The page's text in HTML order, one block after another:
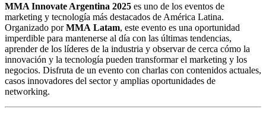
MMA Innovate Argentina 2025 es uno de los eventos de
marketing y tecnología más destacados de América Latina.
Organizado porMMA Latam, este evento es una oportunidad
imperdible para mantenerse al día con las últimas tendencias,
aprender de los líderes de la industria y observar de cerca cómo la
innovación y la tecnología pueden transformar el marketing y los
negocios. Disfruta de un evento con charlas con contenidos actuales,
casos innovadores del sector y amplias oportunidades de
networking.